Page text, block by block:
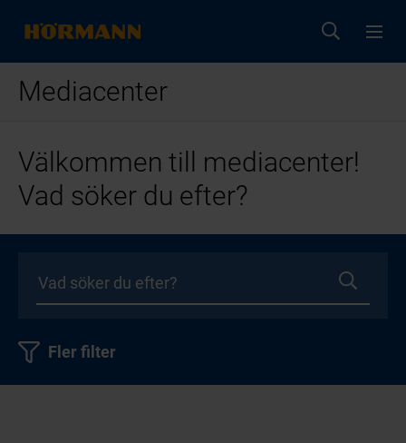
Mediacenter
Välkommen till mediacenter!
Vad söker du efter?
Fler filter